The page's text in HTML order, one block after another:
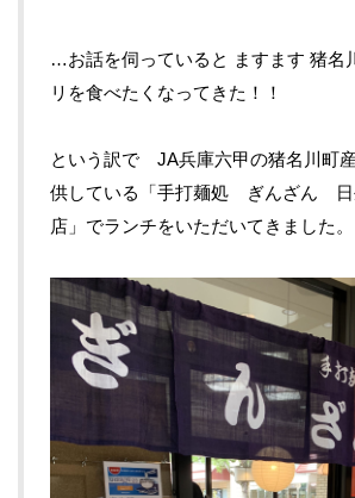
…お話を伺っていると ますます 猪名
リを食べたくなってきた！！
という訳で JA兵庫六甲の猪名川町
供している
「手打麺処 ぎんざん 日
店」でランチをいただいてきました。